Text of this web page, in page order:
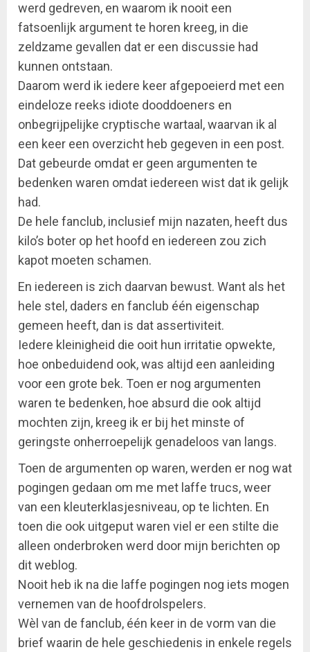
werd gedreven, en waarom ik nooit een
fatsoenlijk argument te horen kreeg, in die
zeldzame gevallen dat er een discussie had
kunnen ontstaan.
Daarom werd ik iedere keer afgepoeierd met een
eindeloze reeks idiote dooddoeners en
onbegrijpelijke cryptische wartaal, waarvan ik al
een keer een overzicht heb gegeven in een post.
Dat gebeurde omdat er geen argumenten te
bedenken waren omdat iedereen wist dat ik gelijk
had.
De hele fanclub, inclusief mijn nazaten, heeft dus
kilo’s boter op het hoofd en iedereen zou zich
kapot moeten schamen.
En iedereen is zich daarvan bewust. Want als het
hele stel, daders en fanclub één eigenschap
gemeen heeft, dan is dat assertiviteit.
Iedere kleinigheid die ooit hun irritatie opwekte,
hoe onbeduidend ook, was altijd een aanleiding
voor een grote bek. Toen er nog argumenten
waren te bedenken, hoe absurd die ook altijd
mochten zijn, kreeg ik er bij het minste of
geringste onherroepelijk genadeloos van langs.
Toen de argumenten op waren, werden er nog wat
pogingen gedaan om me met laffe trucs, weer
van een kleuterklasjesniveau, op te lichten. En
toen die ook uitgeput waren viel er een stilte die
alleen onderbroken werd door mijn berichten op
dit weblog.
Nooit heb ik na die laffe pogingen nog iets mogen
vernemen van de hoofdrolspelers.
Wèl van de fanclub, één keer in de vorm van die
brief waarin de hele geschiedenis in enkele regels